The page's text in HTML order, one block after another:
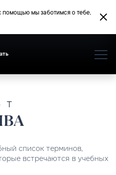
мы заботимся о тебе,
T
список терминов,
встречаются в учебных